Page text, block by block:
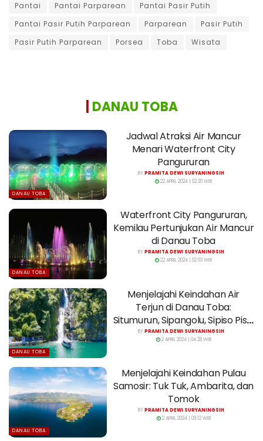
Pantai
Pantai Parparean
Pantai Pasir Putih
Pantai Pasir Putih Parparean
Parparean
Pasir Putih
Pasir Putih Parparean
Porsea Toba Wisata
DANAU TOBA
DANAU TOBA
Jadwal Atraksi Air Mancur
Menari Waterfront City
Pangururan
BYPRAMITA DEWI SURYANINGSIH
22 APRIL 2024 | 02:20 WIB
DANAU TOBA
Waterfront City Pangururan,
Kemilau Pertunjukan Air Mancur
di Danau Toba
BYPRAMITA DEWI SURYANINGSIH
22 APRIL 2024 | 02:03 WIB
DANAU TOBA
Menjelajahi Keindahan Air
Terjun di Danau Toba:
Situmurun, Sipangolu, Sipiso Piso,
dan Janji
BYPRAMITA DEWI SURYANINGSIH
2 APRIL 2024 | 04:28 WIB
DANAU TOBA
Menjelajahi Keindahan Pulau
Samosir: Tuk Tuk, Ambarita, dan
Tomok
BYPRAMITA DEWI SURYANINGSIH
2 APRIL 2024 | 03:12 WIB